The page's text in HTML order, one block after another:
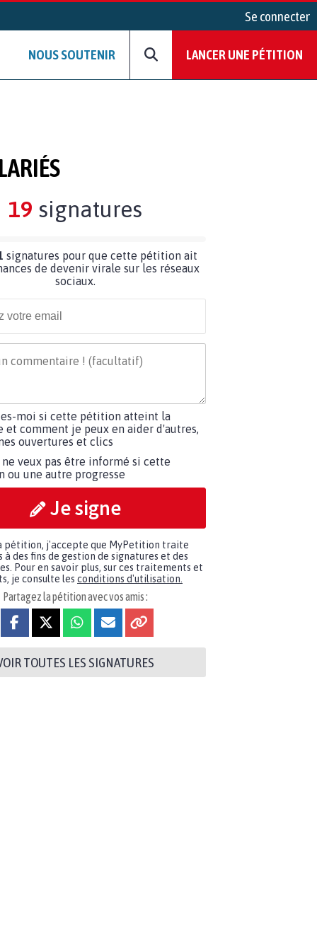
Se connecter
NOUS SOUTENIR LANCER UNE PÉTITION
19 signatures
signatures pour que cette pétition ait
de devenir virale sur les réseaux
sociaux.
moi si cette pétition atteint la
et comment je peux en aider d'autres,
ouvertures et clics
ne veux pas être informé si cette
ou une autre progresse
Je signe
pétition, j'accepte que MyPetition traite
à des fins de gestion de signatures et des
Pour en savoir plus, sur ces traitements et
je consulte les conditions d'utilisation.
Partagez la pétition avec vos amis :
TOUTES LES SIGNATURES